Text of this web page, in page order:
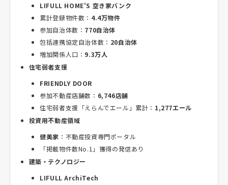
LIFULL HOME'S 空き家バンク
累計登録物件数： 4.4万物件
参加自治体数： 770自治体
包括連携協定自治体数： 20自治体
増加関係人口： 9.3万人
住宅弱者支援
FRIENDLY DOOR
参加不動産店舗数： 6,746店舗
住宅弱者支援「えらんでエール」累計： 1,277エール
投資用不動産領域
健美家 ：不動産投資専門ポータル
「掲載物件数No.1」獲得の発信あり
建築・テクノロジー
LIFULL ArchiTech